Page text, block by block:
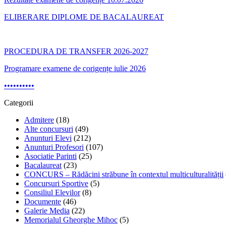
ELIBERARE DIPLOME DE BACALAUREAT
PROCEDURA DE TRANSFER 2026-2027
Programare examene de corigențe iulie 2026
••••••••••
Categorii
Admitere (18)
Alte concursuri (49)
Anunturi Elevi (212)
Anunturi Profesori (107)
Asociatie Parinti (25)
Bacalaureat(23)
CONCURS – Rădăcini străbune în contextul multiculturalității
Concursuri Sportive (5)
Consiliul Elevilor(8)
Documente (46)
Galerie Media (22)
Memorialul Gheorghe Mihoc (5)